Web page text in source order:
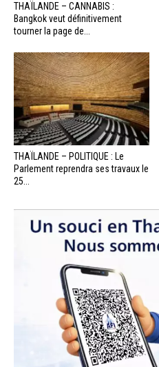
THAÏLANDE – CANNABIS :
Bangkok veut définitivement
tourner la page de...
THAÏLANDE – POLITIQUE : Le
Parlement reprendra ses travaux le
25...